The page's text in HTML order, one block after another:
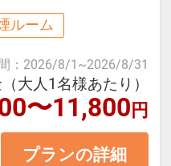
様で1室をご予
でベッド1台のご
て、1名まで添寝
です。
ルーム
： 2026/8/1 ~2026/8/31
大人1名様あたり）
〜11,800円
プランの詳細